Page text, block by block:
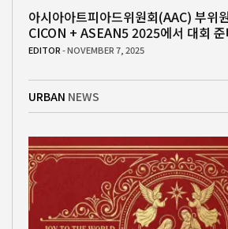
아시아아트피아드위원회(AAC) 부위
CICON + ASEAN5 2025에서 대회
EDITOR- NOVEMBER 7, 2025
URBAN NEWS